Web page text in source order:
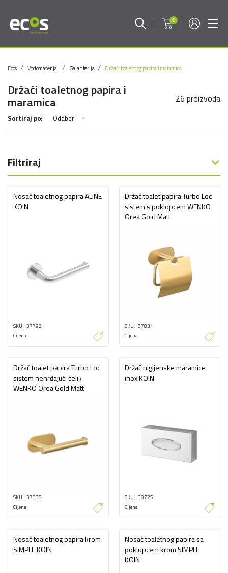
0
Ecos Vodomaterijal Galanterija Držači toaletnog papira i maramica
Držači toaletnog papira i
maramica 26 proizvoda
Sortiraj po: Odaberi
Filtriraj
Nosač toaletnog papira ALINE
KOIN
SKU 37792
Cijena
Držač toalet papira Turbo Loc
sistem s poklopcem WENKO
Orea Gold Matt
SKU 37831
Cijena
Držač toalet papira Turbo Loc
sistem nehrđajući čelik
WENKO Orea Gold Matt
SKU 37835
Cijena
Držač higijenske maramice
inox KOIN
SKU 38725
Cijena
Nosač toaletnog papira krom
SIMPLE KOIN
Nosač toaletnog papira sa
poklopcem krom SIMPLE
KOIN